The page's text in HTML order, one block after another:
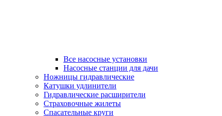
Все насосные установки
Насосные станции для дачи
Ножницы гидравлические
Катушки удлинители
Гидравлические расширители
Страховочные жилеты
Спасательные круги